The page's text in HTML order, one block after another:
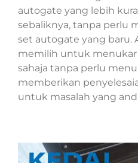
autogate yang lebih
sebaliknya, tanpa perlu
set autogate yang baru.
memilih untuk
sahaja tanpa perlu
memberikan
untuk masalah yang